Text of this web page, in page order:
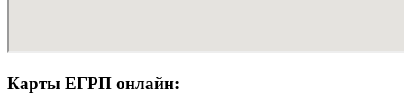
Карты ЕГРП онлайн: